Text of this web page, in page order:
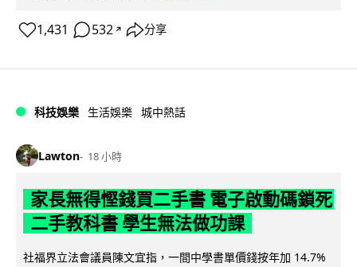
1,431 532 ↗ 分享
科技娛樂 生活娛樂 城中熱話
Lawton 18 小時
家長無得慳錢買二手書 電子啟動碼鎖死
二手教科書 學生無法做功課
社福界立法會議員陳文宜指，一間中學書單價錢按年加 14.7%